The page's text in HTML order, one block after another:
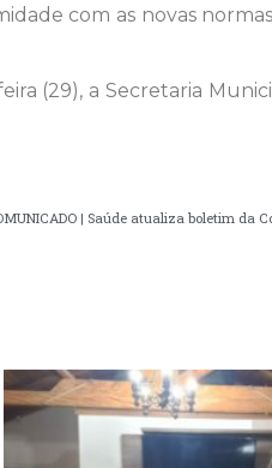
com as novas
(29), a Secretaria
| Saúde atualiza boletim da